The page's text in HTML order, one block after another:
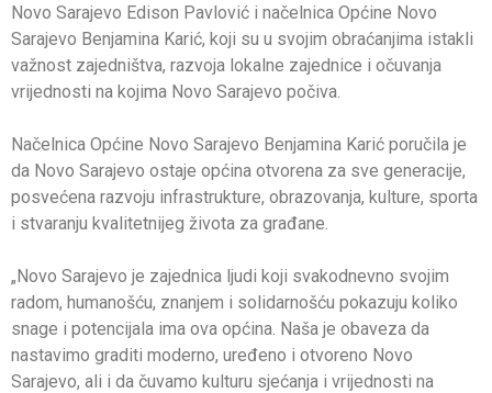
Novo Sarajevo Edison Pavlović i načelnica Općine Novo
Sarajevo Benjamina Karić, koji su u svojim obraćanjima istakli
važnost zajedništva, razvoja lokalne zajednice i očuvanja
vrijednosti na kojima Novo Sarajevo počiva.
Načelnica Općine Novo Sarajevo Benjamina Karić poručila je
da Novo Sarajevo ostaje općina otvorena za sve generacije,
posvećena razvoju infrastrukture, obrazovanja, kulture, sporta
i stvaranju kvalitetnijeg života za građane.
„Novo Sarajevo je zajednica ljudi koji svakodnevno svojim
radom, humanošću, znanjem i solidarnošću pokazuju koliko
snage i potencijala ima ova općina. Naša je obaveza da
nastavimo graditi moderno, uređeno i otvoreno Novo
Sarajevo, ali i da čuvamo kulturu sjećanja i vrijednosti na